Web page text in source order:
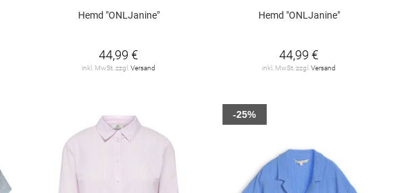
Hemd "ONLJanine"
44,99 €
inkl. MwSt. zzgl.Versand
Hemd "ONLJanine"
44,99 €
inkl. MwSt. zzgl.Versand
-25%